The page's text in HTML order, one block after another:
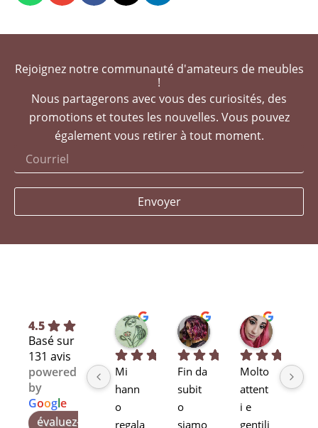
Rejoignez notre communauté d'amateurs de meubles
!
Nous partagerons avec vous des curiosités, des
promotions et toutes les nouvelles. Vous pouvez
également vous retirer à tout moment.
Envoyer
4.5
Basé sur
131 avis
powered
by
Google
évaluez-nous sur
Silvia L.
il y a 7 mois
Mi
hann
o
regala
selene T.
il y a 7 mois
Fin da
subit
o
siamo
Selene
Molto
attent
i e
gentili